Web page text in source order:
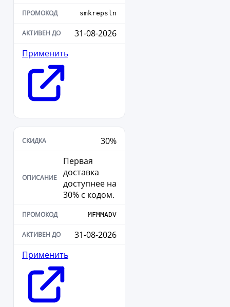
smkrepsln
31-08-2026
Применить
30%
Первая
доставка
доступнее на
30% с кодом.
MFMMADV
31-08-2026
Применить